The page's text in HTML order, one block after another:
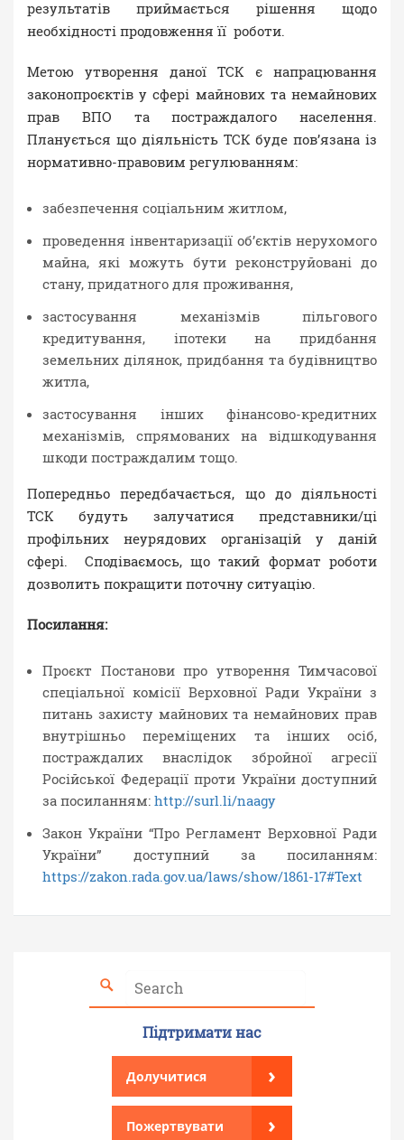
результатів приймається рішення щодо
необхідності продовження її роботи.
Метою утворення даної ТСК є напрацювання
законопроєктів у сфері майнових та немайнових
прав ВПО та постраждалого населення.
Планується що діяльність ТСК буде пов’язана із
нормативно-правовим регулюванням:
забезпечення соціальним житлом,
проведення інвентаризації об’єктів нерухомого
майна, які можуть бути реконструйовані до
стану, придатного для проживання,
застосування механізмів пільгового
кредитування, іпотеки на придбання
земельних ділянок, придбання та будівництво
житла,
застосування інших фінансово-кредитних
механізмів, спрямованих на відшкодування
шкоди постраждалим тощо.
Попередньо передбачається, що до діяльності
ТСК будуть залучатися представники/ці
профільних неурядових організацій у даній
сфері. Сподіваємось, що такий формат роботи
дозволить покращити поточну ситуацію.
Посилання:
Проєкт Постанови про утворення Тимчасової
спеціальної комісії Верховної Ради України з
питань захисту майнових та немайнових прав
внутрішньо переміщених та інших осіб,
постраждалих внаслідок збройної агресії
Російської Федерації проти України доступний
за посиланням: http://surl.li/naagy
Закон України “Про Регламент Верховної Ради
України” доступний за посиланням:
https://zakon.rada.gov.ua/laws/show/1861-17#Text
Підтримати нас
Долучитися ›
Пожертвувати ›